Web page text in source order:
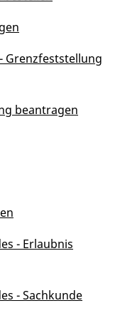
Grenzfeststellung
beantragen
- Erlaubnis
- Sachkunde